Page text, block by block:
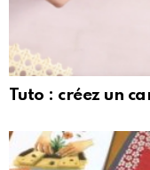
Tuto : créez un